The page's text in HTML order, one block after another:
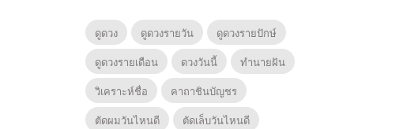
ดูดวง ดูดวงรายวัน
ดูดวงรายปักษ์
ดูดวงรายเดือน
ดวงวันนี้
ทํานายฝัน
วิเคราะห์ชื่อ
คาถาชินบัญชร
ตัดผมวันไหนดี
ตัดเล็บวันไหนดี